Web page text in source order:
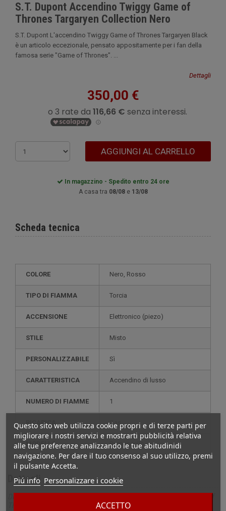
Questo sito web utilizza cookie propri e di terze parti per
migliorare i nostri servizi e mostrarti pubblicità relativa
alle tue preferenze analizzando le tue abitudinidi
navigazione. Per dare il tuo consenso al suo utilizzo, premi
il pulsante Accetta.
Piú info Personalizzare i cookie
ACCETTO
S.T. Dupont Accendino Twiggy Game of
Thrones Targaryen Collection Nero
S.T. Dupont L'accendino Twiggy Game of Thrones Targaryen Black
è un articolo eccezionale, pensato appositamente per i fan della
famosa serie "Game of Thrones". ...
Dettagli
350,00 €
AGGIUNGI AL CARRELLO
In magazzino - Spedito entro 24 ore
A casa tra 08/08e 13/08
Scheda tecnica
COLORE Nero, Rosso
TIPO DI FIAMMA Torcia
ACCENSIONE elettronico (piezo)
STILE misto
PERSONALIZZABILE sì
CARATTERISTICA accendino di lusso
NUMERO DI FIAMME 1
RICARICA gas
MODELLO ramoscello
Dettagli
Descrizione completa per S.T. Dupont Accendino Twiggy Game of
Thrones Targaryen Collection Nero